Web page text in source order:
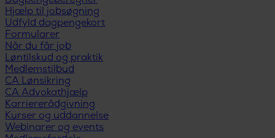
Hjælp til jobsøgning
Udfyld dagpengekort
Formularer
Når du får job
Løntilskud og praktik
Medlemstilbud
CA Lønsikring
CA Advokathjælp
Karriererådgivning
Kurser og uddannelse
Webinarer og events